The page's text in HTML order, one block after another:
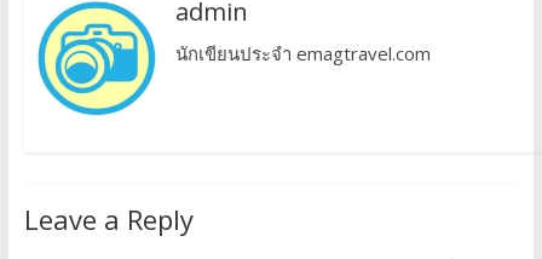
admin
นักเขียนประจำ emagtravel.com
Leave a Reply